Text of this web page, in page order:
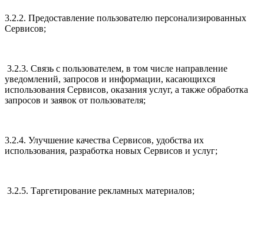
3.2.2. Предоставление пользователю персонализированных
Сервисов;
3.2.3. Связь с пользователем, в том числе направление
уведомлений, запросов и информации, касающихся
использования Сервисов, оказания услуг, а также обработка
запросов и заявок от пользователя;
3.2.4. Улучшение качества Сервисов, удобства их
использования, разработка новых Сервисов и услуг;
3.2.5. Таргетирование рекламных материалов;